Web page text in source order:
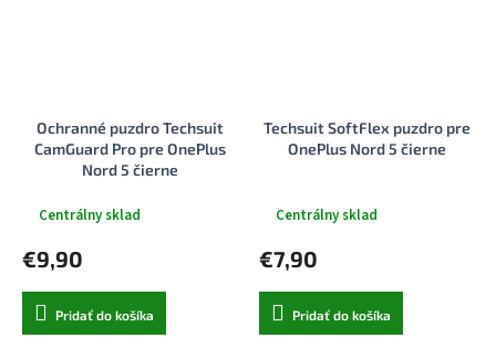
Ochranné puzdro Techsuit
CamGuard Pro pre OnePlus
Nord 5 čierne
Centrálny sklad
€9,90
Pridať do košíka
Techsuit SoftFlex puzdro pre
OnePlus Nord 5 čierne
Centrálny sklad
€7,90
Pridať do košíka